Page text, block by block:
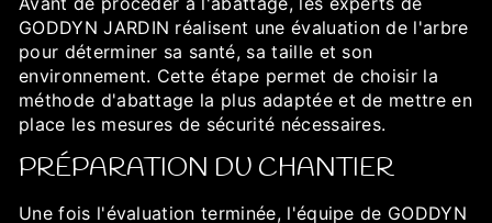
GODDYN JARDIN réalisent une évaluation de l'arbre
pour déterminer sa santé, sa taille et son
environnement. Cette étape permet de choisir la
méthode d'abattage la plus adaptée et de mettre en
place les mesures de sécurité nécessaires.
PRÉPARATION DU CHANTIER
Une fois l'évaluation terminée, l'équipe de GODDYN